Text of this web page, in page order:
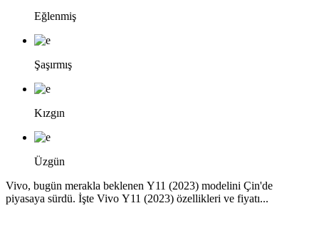
Eğlenmiş
Şaşırmış
Kızgın
Üzgün
Vivo, bugün merakla beklenen Y11 (2023) modelini Çin'de
piyasaya sürdü. İşte Vivo Y11 (2023) özellikleri ve fiyatı...